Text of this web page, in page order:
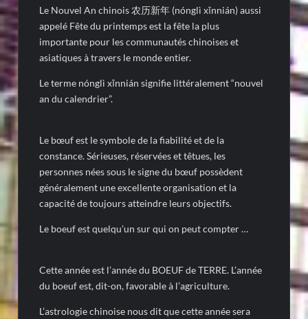
Le Nouvel An chinois 农历新年 (nónglì xīnnián) aussi
appelé Fête du printemps est la fête la plus
importante pour les communautés chinoises et
asiatiques à travers le monde entier.
Le terme nónglì xīnnián signifie littéralement “nouvel
an du calendrier”.
Le bœuf est le symbole de la fiabilité et de la
constance. Sérieuses, réservées et têtues, les
personnes nées sous le signe du bœuf possèdent
généralement une excellente organisation et la
capacité de toujours atteindre leurs objectifs.
Le boeuf est quelqu’un sur qui on peut compter …
Cette année est l’année du BOEUF de TERRE. L’année
du boeuf est, dit-on, favorable à l’agriculture.
L’astrologie chinoise nous dit que cette année sera